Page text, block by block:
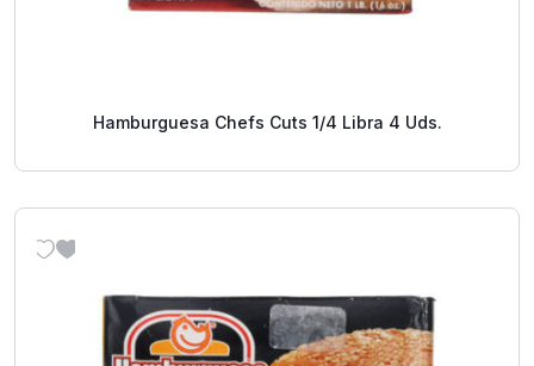
Hamburguesa Chefs Cuts 1/4 Libra 4 Uds.